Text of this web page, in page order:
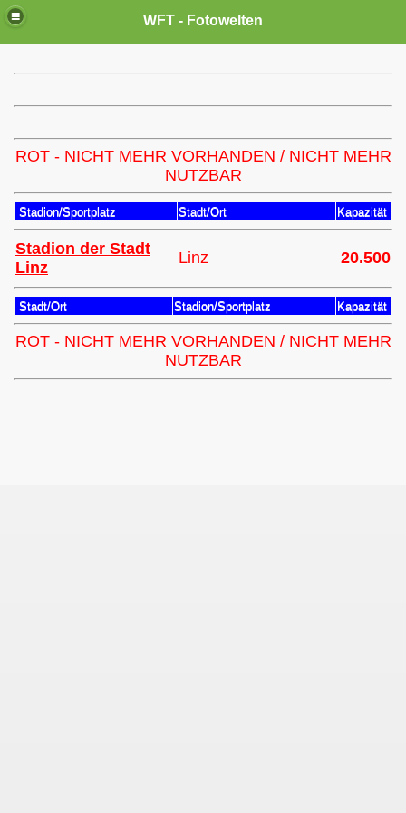
WFT - Fotowelten
ROT - NICHT MEHR VORHANDEN / NICHT MEHR
NUTZBAR
Stadion/Sportplatz Stadt/Ort Kapazität
Stadion der Stadt
Linz
Linz 20.500
Stadt/Ort Stadion/Sportplatz Kapazität
ROT - NICHT MEHR VORHANDEN / NICHT MEHR
NUTZBAR